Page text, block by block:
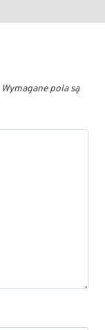
Wymagane pola są